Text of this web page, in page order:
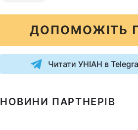
ДОПОМОЖІТЬ
Читати УНІАН в
НОВИНИ ПАРТНЕРІВ